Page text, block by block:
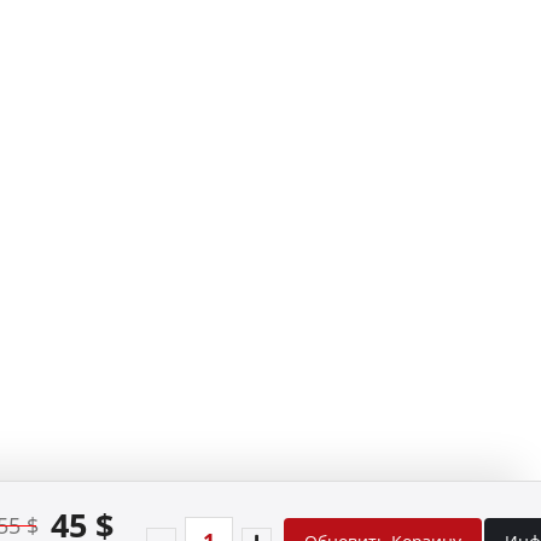
$ 45 $